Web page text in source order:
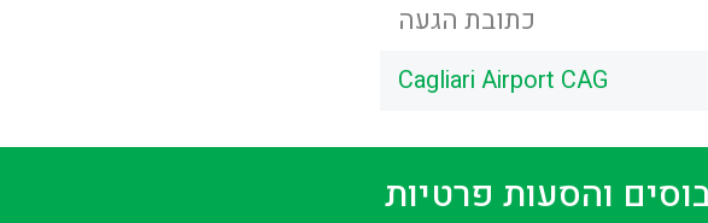
כתובת הגעה
Cagliari Airport CAG
והסעות פרטיות